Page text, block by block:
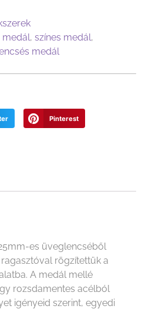
medál, színes medál,
medál
Pinterest
es üveglencséből
rögzítettük a
A medál mellé
rozsdamentes acélból
igényeid szerint, egyedi